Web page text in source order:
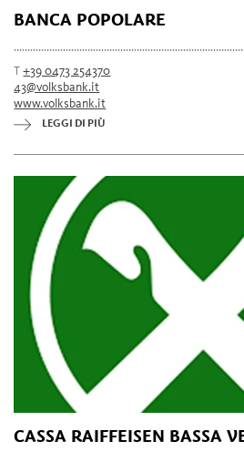
BANCA POPOLARE
T+39 0473 254370
43@volksbank.it
www.volksbank.it
LEGGI DI PIÙ
CASSA RAIFFEISEN BASSA